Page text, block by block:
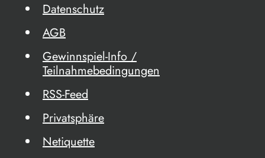
Datenschutz
AGB
Gewinnspiel-Info /
Teilnahmebedingungen
RSS-Feed
Privatsphäre
Netiquette